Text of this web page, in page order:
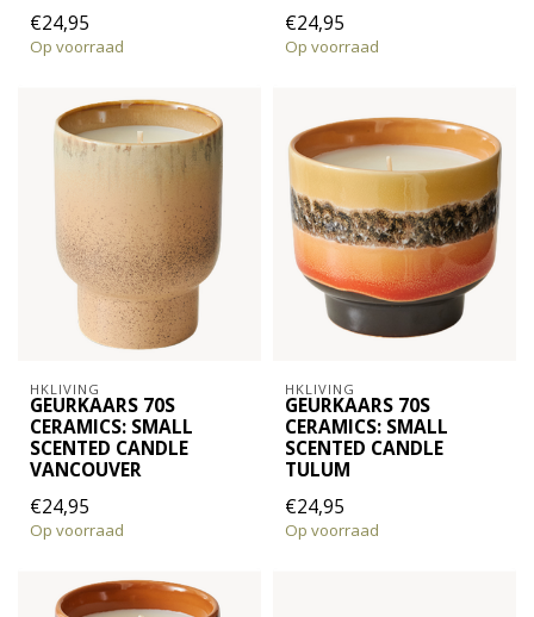
€24,95
Op voorraad
€24,95
Op voorraad
HKLIVING
GEURKAARS 70S
CERAMICS: SMALL
SCENTED CANDLE
VANCOUVER
€24,95
Op voorraad
HKLIVING
GEURKAARS 70S
CERAMICS: SMALL
SCENTED CANDLE
TULUM
€24,95
Op voorraad